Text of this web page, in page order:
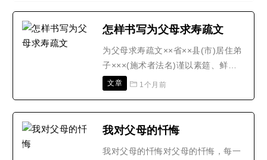
不可思议的改变，一年不抵触顶撞父
的，一齐到来，不顺的，都自动顺
遂。你就算拿一个月孝顺供养..
怎样书写为父母求寿疏文
为父母求寿疏文××省××县(市)居住弟
子×××(施术者法名)谨以素筵、鲜
果、香花、清酒之仪。敬献于九天司
巍峨有求皆应。稽查善恶之权。主持
寿者姓名)年当××岁，气力渐衰。劬
文章 1个月前
我对父母的忏悔
我对父母的忏悔对父母的忏悔，每一